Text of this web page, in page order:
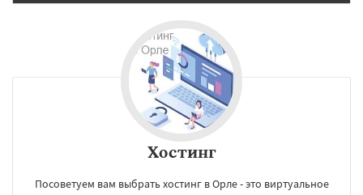
Хостинг
Посоветуем вам выбрать хостинг в Орле - это виртуальное